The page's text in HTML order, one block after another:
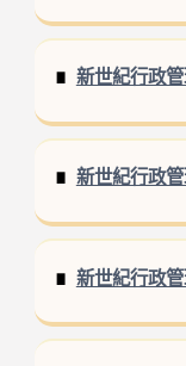
新世紀行政
新世紀行政
新世紀行政